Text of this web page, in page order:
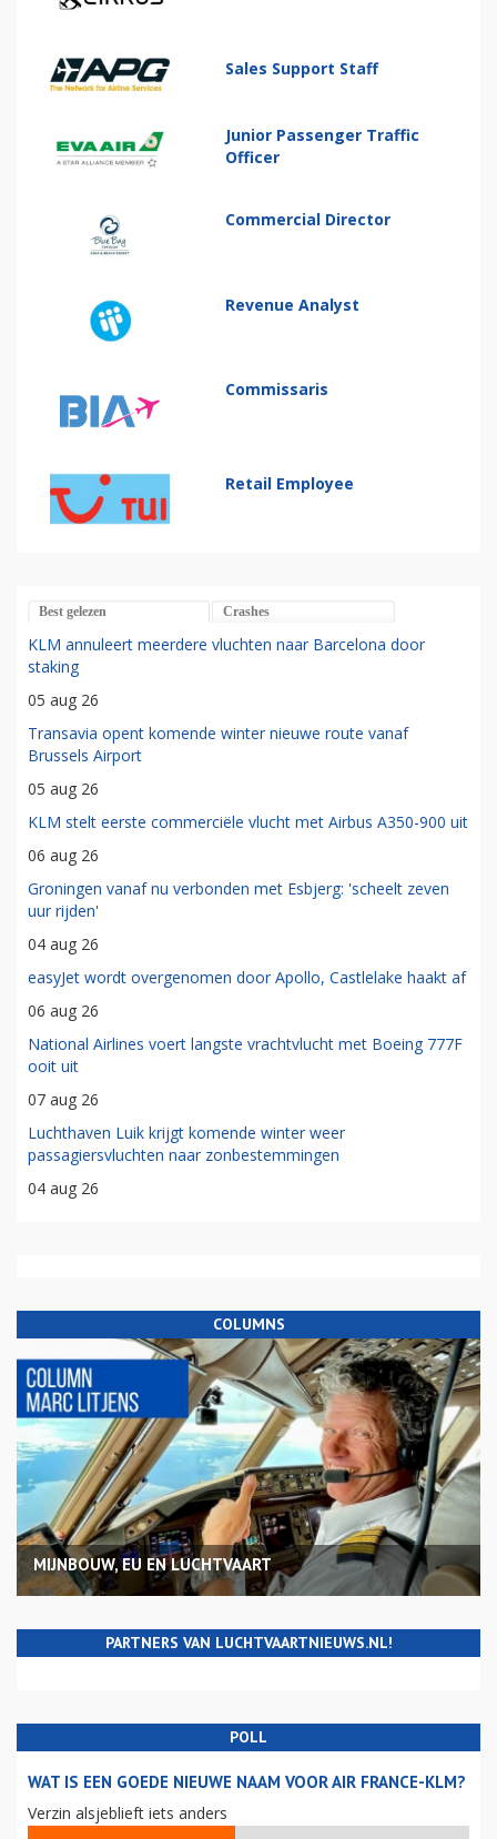
Sales Support Staff
Junior Passenger Traffic
Officer
Commercial Director
Revenue Analyst
Commissaris
Retail Employee
Best gelezen Crashes
KLM annuleert meerdere vluchten naar Barcelona door
staking
05 aug 26
Transavia opent komende winter nieuwe route vanaf
Brussels Airport
05 aug 26
KLM stelt eerste commerciële vlucht met Airbus A350-900 uit
06 aug 26
Groningen vanaf nu verbonden met Esbjerg: 'scheelt zeven
uur rijden'
04 aug 26
easyJet wordt overgenomen door Apollo, Castlelake haakt af
06 aug 26
National Airlines voert langste vrachtvlucht met Boeing 777F
ooit uit
07 aug 26
Luchthaven Luik krijgt komende winter weer
passagiersvluchten naar zonbestemmingen
04 aug 26
COLUMNS
MIJNBOUW, EU EN LUCHTVAART
PARTNERS VAN LUCHTVAARTNIEUWS.NL!
POLL
WAT IS EEN GOEDE NIEUWE NAAM VOOR AIR FRANCE-KLM?
Verzin alsjeblieft iets anders